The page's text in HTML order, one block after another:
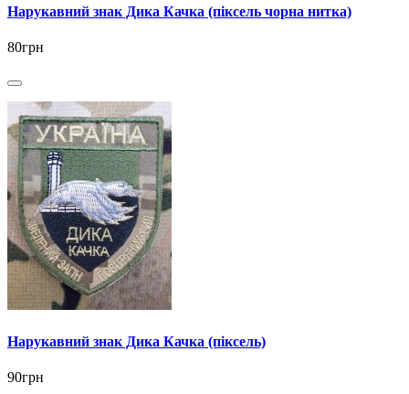
Нарукавний знак Дика Качка (піксель чорна нитка)
80грн
Нарукавний знак Дика Качка (піксель)
90грн